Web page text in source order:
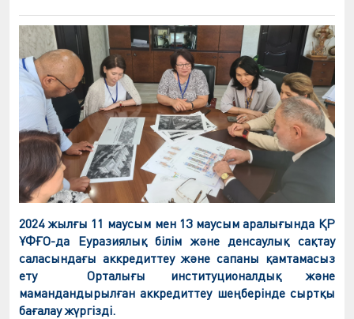
2024 жылғы 11 маусым мен 13 маусым аралығында ҚР
ҰФҒО-да Еуразиялық білім және денсаулық сақтау
саласындағы аккредиттеужәне сапаны қамтамасыз
ету
Орталығы институционалдық және
мамандандырылған аккредиттеу шеңберінде сыртқы
бағалау жүргізді.